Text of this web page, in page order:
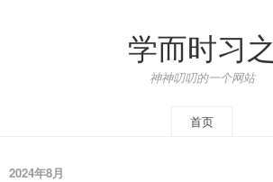
学而时习之
神神叨叨的一个网站
首页
2024年8月